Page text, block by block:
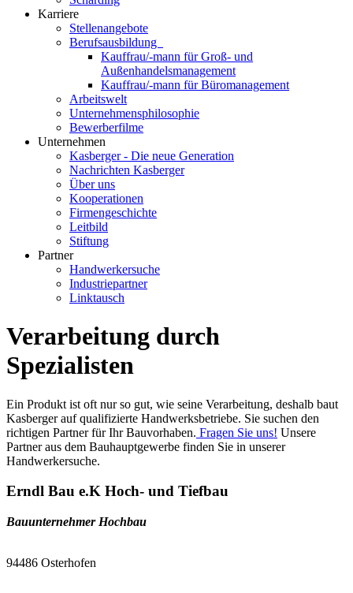
Karriere
Stellenangebote
Berufsausbildung
Kauffrau/-mann für Groß- und
Außenhandelsmanagement
Kauffrau/-mann für Büromanagement
Arbeitswelt
Unternehmensphilosophie
Bewerberfilme
Unternehmen
Kasberger - Die neue Generation
Nachrichten Kasberger
Über uns
Kooperationen
Firmengeschichte
Leitbild
Stiftung
Partner
Handwerkersuche
Industriepartner
Linktausch
Verarbeitung durch
Spezialisten
Ein Produkt ist oft nur so gut, wie seine Verarbeitung, deshalb baut
Kasberger auf qualifizierte Handwerksbetriebe. Sie suchen den
richtigen Partner für Ihr Bauvorhaben. Fragen Sie uns! Unsere
Partner aus dem Bauhauptgewerbe finden Sie in unserer
Handwerkersuche.
Erndl Bau e.K Hoch- und Tiefbau
Bauunternehmer Hochbau
94486 Osterhofen